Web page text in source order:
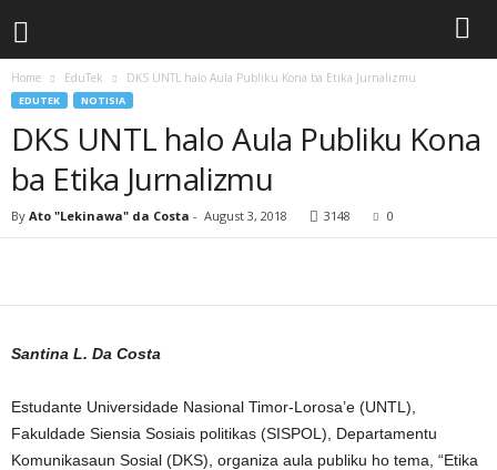
Home EduTek DKS UNTL halo Aula Publiku Kona ba Etika Jurnalizmu
EDUTEK NOTISIA
DKS UNTL halo Aula Publiku Kona
ba Etika Jurnalizmu
By Ato "Lekinawa" da Costa - August 3, 2018 3148 0
Santina L. Da Costa
Estudante Universidade Nasional Timor-Lorosa’e (UNTL),
Fakuldade Siensia Sosiais politikas (SISPOL), Departamentu
Komunikasaun Sosial (DKS), organiza aula publiku ho tema, “Etika